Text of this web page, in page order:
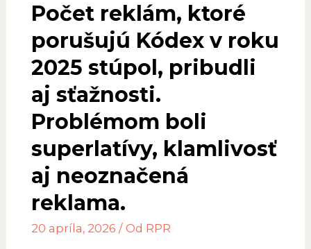
pravidlá
energetické
nápoje
výrobky
súvisiace
tabakom
Počet reklám, ktoré
porušujú Kódex v roku
2025 stúpol, pribudli
aj sťažnosti.
Problémom boli
superlatívy, klamlivosť
aj neoznačená
reklama.
20 apríla, 2026 / Od RPR